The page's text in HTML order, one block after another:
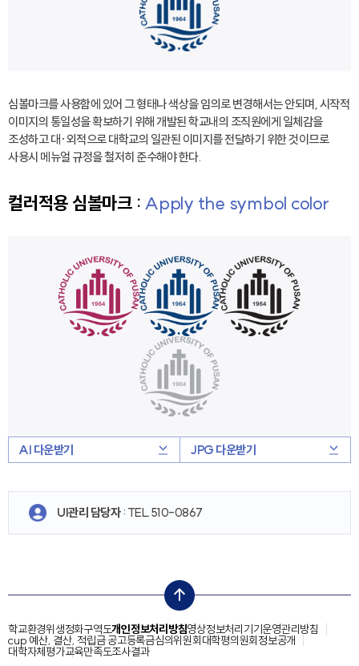
심볼마크를 사용함에 있어 그 형태나 색상을 임의로 변경해서는 안되며, 시작적
이미지의 통일성을 확보하기 위해 개발된 학교내의 조직원에게 일체감을
조성하고 대·외적으로 대학교의 일관된 이미지를 전달하기 위한 것이므로
사용시 메뉴얼 규정을 철저히 준수해야 한다.
컬러적용 심볼마크 : Apply the symbol color
AI 다운받기 JPG 다운받기
UI관리 담당자: TEL.510-0867
top
학교환경위생정화구역도개인정보처리방침영상정보처리기기운영관리방침
cup 예산, 결산, 적립금 공고등록금심의위원회대학평의원회정보공개
대학자체평가교육만족도조사결과